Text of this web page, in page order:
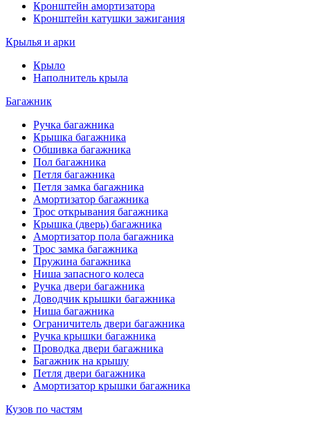
Кронштейн амортизатора
Кронштейн катушки зажигания
Крылья и арки
Крыло
Наполнитель крыла
Багажник
Ручка багажника
Крышка багажника
Обшивка багажника
Пол багажника
Петля багажника
Петля замка багажника
Амортизатор багажника
Трос открывания багажника
Крышка (дверь) багажника
Амортизатор пола багажника
Трос замка багажника
Пружина багажника
Ниша запасного колеса
Ручка двери багажника
Доводчик крышки багажника
Ниша багажника
Ограничитель двери багажника
Ручка крышки багажника
Проводка двери багажника
Багажник на крышу
Петля двери багажника
Амортизатор крышки багажника
Кузов по частям